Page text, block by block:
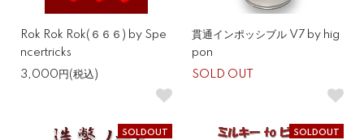
Rok Rok Rok(６６６) by Spe
ncertricks
3,000円(税込)
貫通インポッシブル V7 by hig
pon
SOLD OUT
SOLDOUT SOLDOUT